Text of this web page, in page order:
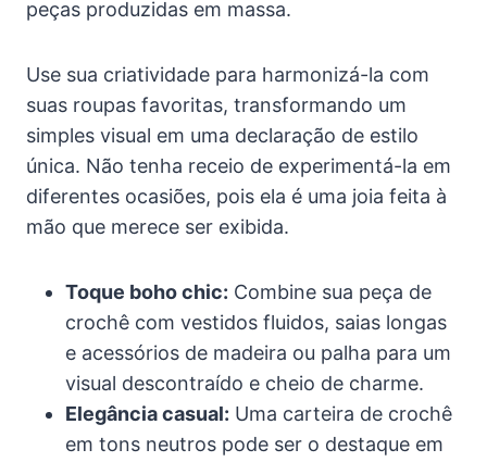
peças produzidas em massa.
Use sua criatividade para harmonizá-la com
suas roupas favoritas, transformando um
simples visual em uma declaração de estilo
única. Não tenha receio de experimentá-la em
diferentes ocasiões, pois ela é uma joia feita à
mão que merece ser exibida.
Toque boho chic: Combine sua peça de
crochê com vestidos fluidos, saias longas
e acessórios de madeira ou palha para um
visual descontraído e cheio de charme.
Elegância casual: Uma carteira de crochê
em tons neutros pode ser o destaque em